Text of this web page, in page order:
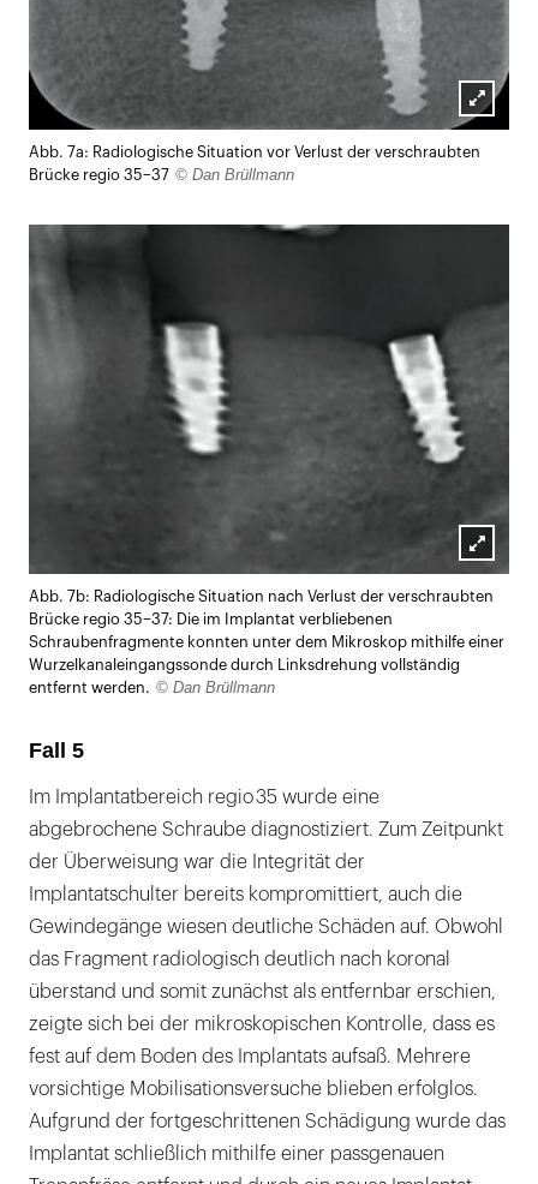
öffnen
Abb. 7a: Radiologische Situation vor Verlust der verschraubten
Brücke regio 35–37 © Dan Brüllmann
öffnen
Abb. 7b: Radiologische Situation nach Verlust der verschraubten
Brücke regio 35–37: Die im Implantat verbliebenen
Schraubenfragmente konnten unter dem Mikroskop mithilfe einer
Wurzelkanaleingangssonde durch Linksdrehung vollständig
entfernt werden. © Dan Brüllmann
Fall 5
Im Implantatbereich regio 35 wurde eine
abgebrochene Schraube diagnostiziert. Zum Zeitpunkt
der Überweisung war die Integrität der
Implantatschulter bereits kompromittiert, auch die
Gewindegänge wiesen deutliche Schäden auf. Obwohl
das Fragment radiologisch deutlich nach koronal
überstand und somit zunächst als entfernbar erschien,
zeigte sich bei der mikroskopischen Kontrolle, dass es
fest auf dem Boden des Implantats aufsaß. Mehrere
vorsichtige Mobilisationsversuche blieben erfolglos.
Aufgrund der fortgeschrittenen Schädigung wurde das
Implantat schließlich mithilfe einer passgenauen